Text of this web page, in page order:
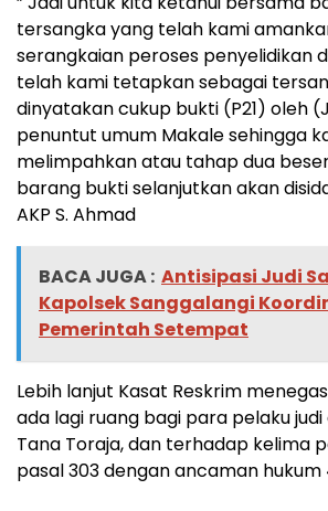
tersangka yang telah kami
serangkaian peroses penyelidikan
telah kami tetapkan sebagai
dinyatakan cukup bukti (P21) oleh
penuntut umum Makale sehingga
melimpahkan atau tahap dua
barang bukti selanjutkan akan
AKP S. Ahmad
BACA JUGA : Antisipasi Judi
Kapolsek Sanggalangi
Pemerintah Setempat
Lebih lanjut Kasat Reskrim
ada lagi ruang bagi para pelaku
Tana Toraja, dan terhadap kelima
pasal 303 dengan ancaman